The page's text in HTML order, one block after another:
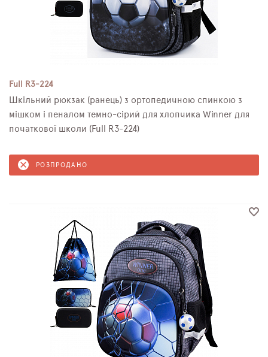
Full R3-224
Шкільний рюкзак (ранець) з ортопедичною спинкою з
мішком і пеналом темно-сірий для хлопчика Winner для
початкової школи (Full R3-224)
РОЗПРОДАНО